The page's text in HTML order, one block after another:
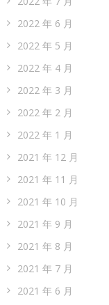
2022 年 6 月
2022 年 5 月
2022 年 4 月
2022 年 3 月
2022 年 2 月
2022 年 1 月
2021 年 12 月
2021 年 11 月
2021 年 10 月
2021 年 9 月
2021 年 8 月
2021 年 7 月
2021 年 6 月